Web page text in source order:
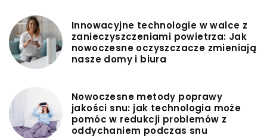
Innowacyjne technologie w walce z
zanieczyszczeniami powietrza: Jak
nowoczesne oczyszczacze zmieniają
nasze domy i biura
Nowoczesne metody poprawy
jakości snu: jak technologia może
pomóc w redukcji problemów z
oddychaniem podczas snu